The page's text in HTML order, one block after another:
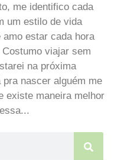
me identifico cada
um estilo de vida
amo estar cada hora
viajar sem
na próxima
pra nascer alguém me
existe maneira melhor